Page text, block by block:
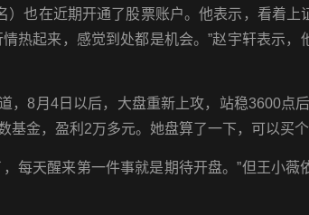
）也在近期开通了股票账户。他表示，看着
热起来，感觉到处都是机会。”赵宇轩表示，
，8月4日以后，大盘重新上攻，站稳3600点
基金，盈利2万多元。她盘算了一下，可以买个
，每天醒来第一件事就是期待开盘。”但王小